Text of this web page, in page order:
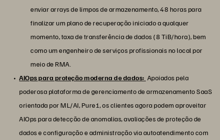
enviar arrays de limpos de armazenamento, 48 horas para
finalizar um plano de recuperação iniciado a qualquer
momento, taxa de transferência de dados (8 TiB/hora), bem
como um engenheiro de serviços profissionais no local por
meio de RMA.
AIOps para proteção moderna de dados: Apoiados pela
poderosa plataforma de gerenciamento de armazenamento SaaS
orientada por ML/AI, Pure1, os clientes agora podem aproveitar
AIOps para detecção de anomalias, avaliações de proteção de
dados e configuração e administração via autoatendimento com